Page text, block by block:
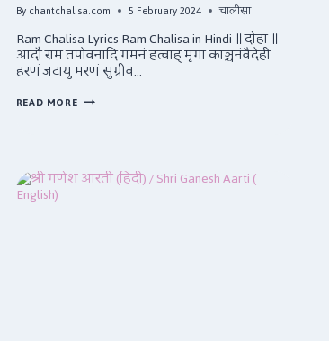
Bychantchalisa.com 5 February 2024 चालीसा
Ram Chalisa Lyrics Ram Chalisa in Hindi ॥ दोहा ॥
आदौ राम तपोवनादि गमनं हत्वाह् मृगा काञ्चनंवैदेही
हरणं जटायु मरणं सुग्रीव…
READ MOREराम
चालीसा
(ENGLISH)